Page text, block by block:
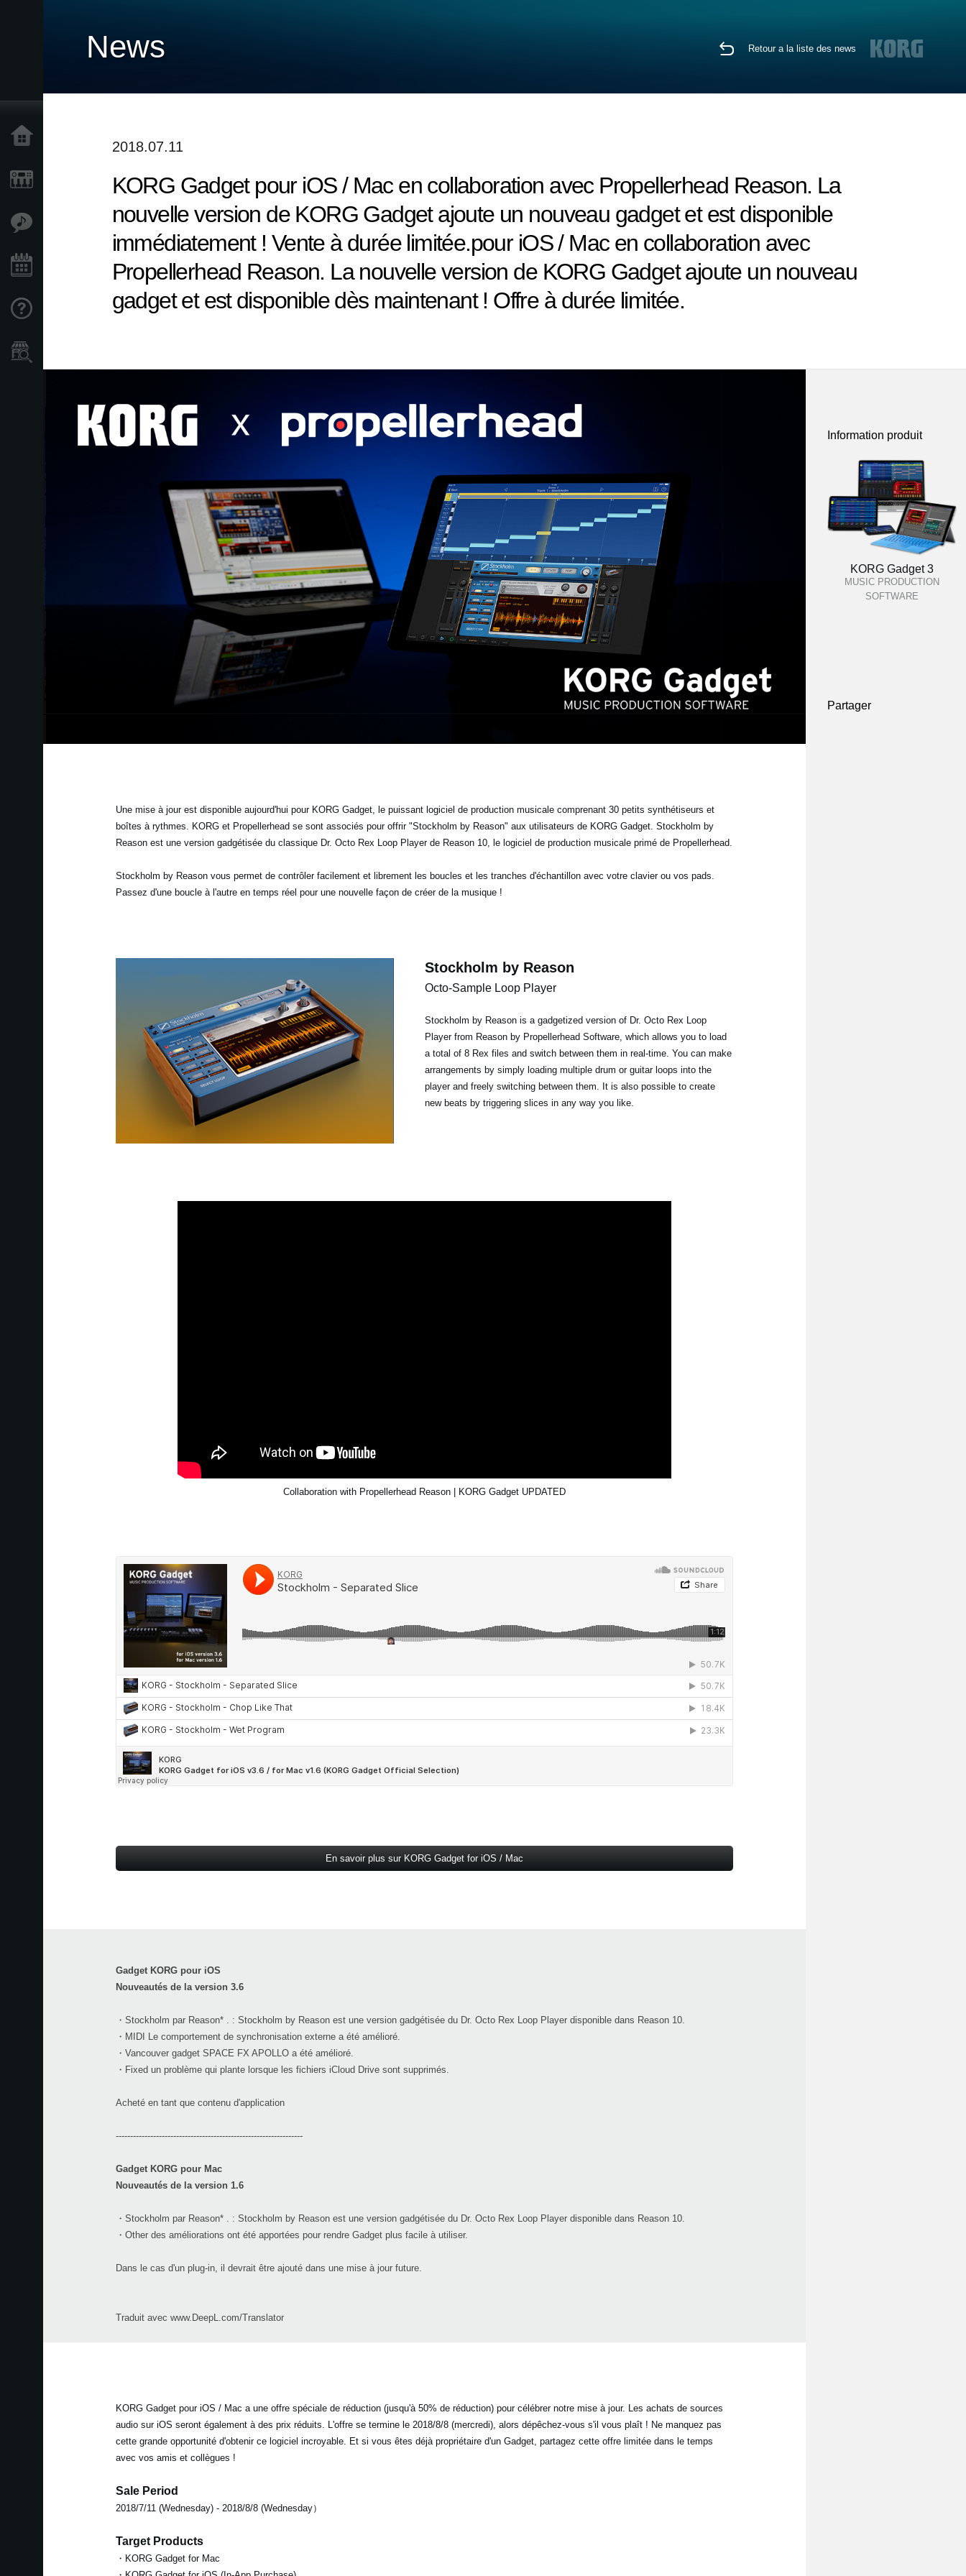
News Retour a la liste des news
2018.07.11
KORG Gadget pour iOS / Mac en collaboration avec Propellerhead Reason. La
nouvelle version de KORG Gadget ajoute un nouveau gadget et est disponible
immédiatement ! Vente à durée limitée.pour iOS / Mac en collaboration avec
Propellerhead Reason. La nouvelle version de KORG Gadget ajoute un nouveau
gadget et est disponible dès maintenant ! Offre à durée limitée.
Une mise à jour est disponible aujourd'hui pour KORG Gadget, le puissant logiciel de production musicale comprenant 30 petits synthétiseurs et
boîtes à rythmes. KORG et Propellerhead se sont associés pour offrir "Stockholm by Reason" aux utilisateurs de KORG Gadget. Stockholm by
Reason est une version gadgétisée du classique Dr. Octo Rex Loop Player de Reason 10, le logiciel de production musicale primé de Propellerhead.
Stockholm by Reason vous permet de contrôler facilement et librement les boucles et les tranches d'échantillon avec votre clavier ou vos pads.
Passez d'une boucle à l'autre en temps réel pour une nouvelle façon de créer de la musique !
Stockholm by Reason
Octo-Sample Loop Player
Stockholm by Reason is a gadgetized version of Dr. Octo Rex Loop
Player from Reason by Propellerhead Software, which allows you to load
a total of 8 Rex files and switch between them in real-time. You can make
arrangements by simply loading multiple drum or guitar loops into the
player and freely switching between them. It is also possible to create
new beats by triggering slices in any way you like.
Collaboration with Propellerhead Reason | KORG Gadget UPDATED
En savoir plus sur KORG Gadget for iOS / Mac
Gadget KORG pour iOS
Nouveautés de la version 3.6
・Stockholm par Reason* . : Stockholm by Reason est une version gadgétisée du Dr. Octo Rex Loop Player disponible dans Reason 10.
・MIDI Le comportement de synchronisation externe a été amélioré.
・Vancouver gadget SPACE FX APOLLO a été amélioré.
・Fixed un problème qui plante lorsque les fichiers iCloud Drive sont supprimés.
Acheté en tant que contenu d'application
-----------------------------------------------------------------
Gadget KORG pour Mac
Nouveautés de la version 1.6
・Stockholm par Reason* . : Stockholm by Reason est une version gadgétisée du Dr. Octo Rex Loop Player disponible dans Reason 10.
・Other des améliorations ont été apportées pour rendre Gadget plus facile à utiliser.
Dans le cas d'un plug-in, il devrait être ajouté dans une mise à jour future.
Traduit avec www.DeepL.com/Translator
KORG Gadget pour iOS / Mac a une offre spéciale de réduction (jusqu'à 50% de réduction) pour célébrer notre mise à jour. Les achats de sources
audio sur iOS seront également à des prix réduits. L'offre se termine le 2018/8/8 (mercredi), alors dépêchez-vous s'il vous plaît ! Ne manquez pas
cette grande opportunité d'obtenir ce logiciel incroyable. Et si vous êtes déjà propriétaire d'un Gadget, partagez cette offre limitée dans le temps
avec vos amis et collègues !
Sale Period
2018/7/11 (Wednesday) - 2018/8/8 (Wednesday）
Target Products
・KORG Gadget for Mac
Information produit
KORG Gadget 3
MUSIC PRODUCTION
SOFTWARE
Partager